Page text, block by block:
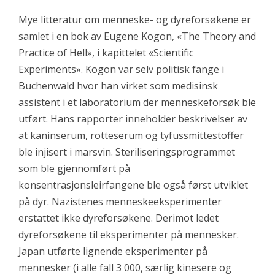
Mye litteratur om menneske- og dyreforsøkene er
samlet i en bok av Eugene Kogon, «The Theory and
Practice of Hell», i kapittelet «Scientific
Experiments». Kogon var selv politisk fange i
Buchenwald hvor han virket som medisinsk
assistent i et laboratorium der menneskeforsøk ble
utført. Hans rapporter inneholder beskrivelser av
at kaninserum, rotteserum og tyfussmittestoffer
ble injisert i marsvin. Steriliseringsprogrammet
som ble gjennomført på
konsentrasjonsleirfangene ble også først utviklet
på dyr. Nazistenes menneskeeksperimenter
erstattet ikke dyreforsøkene. Derimot ledet
dyreforsøkene til eksperimenter på mennesker.
Japan utførte lignende eksperimenter på
mennesker (i alle fall 3 000, særlig kinesere og